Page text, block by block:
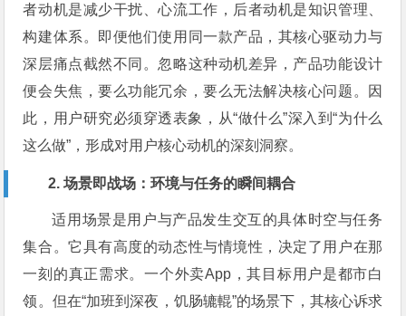
者动机是减少干扰、心流工作，后者动机是知识管理、
构建体系。即便他们使用同一款产品，其核心驱动力与
深层痛点截然不同。忽略这种动机差异，产品功能设计
便会失焦，要么功能冗余，要么无法解决核心问题。因
此，用户研究必须穿透表象，从“做什么”深入到“为什么
这么做”，形成对用户核心动机的深刻洞察。
2. 场景即战场：环境与任务的瞬间耦合
适用场景是用户与产品发生交互的具体时空与任务
集合。它具有高度的动态性与情境性，决定了用户在那
一刻的真正需求。一个外卖App，其目标用户是都市白
领。但在“加班到深夜，饥肠辘輥”的场景下，其核心诉求